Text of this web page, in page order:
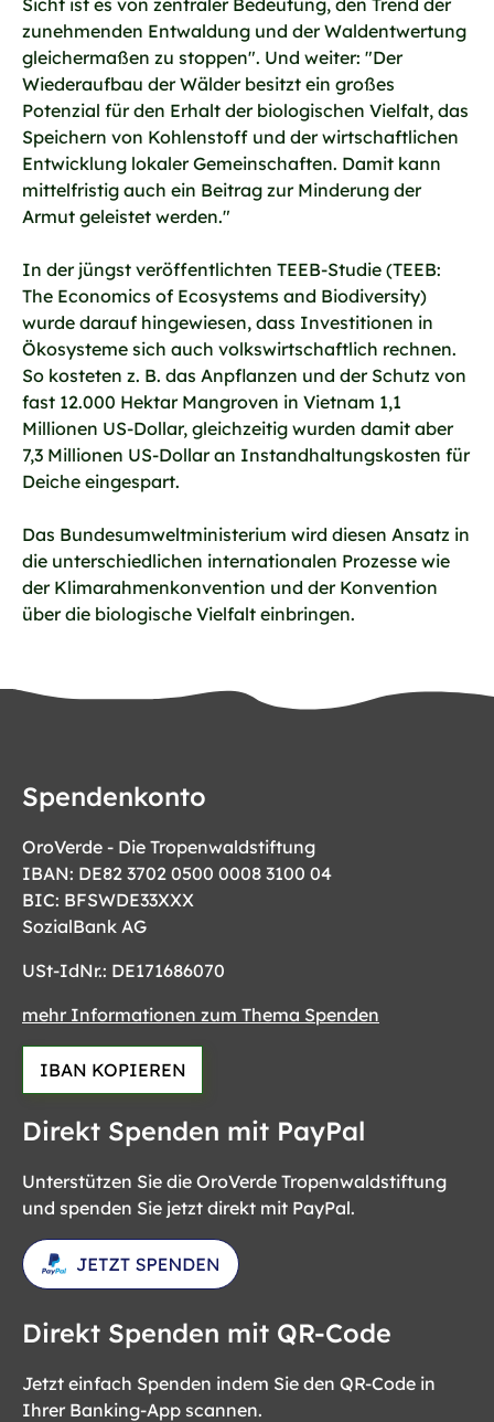
Sicht ist es von zentraler Bedeutung, den Trend der
zunehmenden Entwaldung und der Waldentwertung
gleichermaßen zu stoppen". Und weiter: "Der
Wiederaufbau der Wälder besitzt ein großes
Potenzial für den Erhalt der biologischen Vielfalt, das
Speichern von Kohlenstoff und der wirtschaftlichen
Entwicklung lokaler Gemeinschaften. Damit kann
mittelfristig auch ein Beitrag zur Minderung der
Armut geleistet werden."
In der jüngst veröffentlichten TEEB-Studie (TEEB:
The Economics of Ecosystems and Biodiversity)
wurde darauf hingewiesen, dass Investitionen in
Ökosysteme sich auch volkswirtschaftlich rechnen.
So kosteten z. B. das Anpflanzen und der Schutz von
fast 12.000 Hektar Mangroven in Vietnam 1,1
Millionen US-Dollar, gleichzeitig wurden damit aber
7,3 Millionen US-Dollar an Instandhaltungskosten für
Deiche eingespart.
Das Bundesumweltministerium wird diesen Ansatz in
die unterschiedlichen internationalen Prozesse wie
der Klimarahmenkonvention und der Konvention
über die biologische Vielfalt einbringen.
Spendenkonto
OroVerde - Die Tropenwaldstiftung
IBAN: DE82 3702 0500 0008 3100 04
BIC: BFSWDE33XXX
SozialBank AG
USt-IdNr.: DE171686070
mehr Informationen zum Thema Spenden
IBAN KOPIEREN
Direkt Spenden mit PayPal
Unterstützen Sie die OroVerde Tropenwaldstiftung
und spenden Sie jetzt direkt mit PayPal.
Direkt Spenden mit QR-Code
Jetzt einfach Spenden indem Sie den QR-Code in
Ihrer Banking-App scannen.